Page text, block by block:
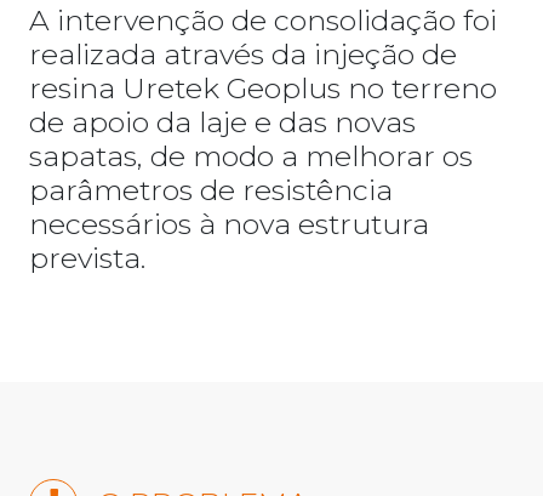
A intervenção de consolidação foi
realizada através da injeção de
resina Uretek Geoplus no terreno
de apoio da laje e das novas
sapatas, de modo a melhorar os
parâmetros de resistência
necessários à nova estrutura
prevista.